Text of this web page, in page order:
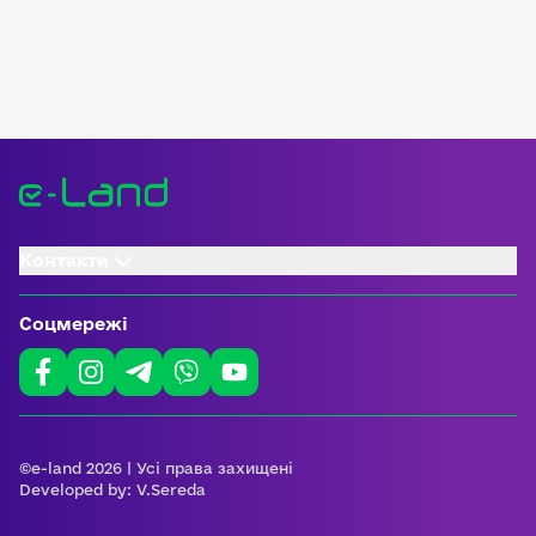
Соцмережі
©e-land 2026 | Усі права захищені
Developed by: V.Sereda